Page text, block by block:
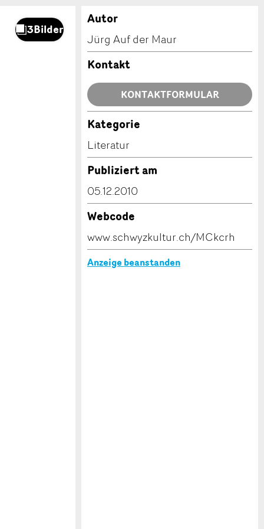
Autor
Jürg Auf der Maur
Kontakt
KONTAKTFORMULAR
Kategorie
Literatur
Publiziert am
05.12.2010
Webcode
www.schwyzkultur.ch/MCkcrh
Anzeige beanstanden